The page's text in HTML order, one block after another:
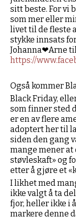
sitt beste. For vi
som mer eller
livet til de fleste
stykke innsats
Johanna❤Arne
https://
Også kommer
Black Friday,
som finner sted
er en av flere
adoptert her til
siden den gang
mange mener
støvleskaft» og
etter å gjøre et
I likhet med
ikke valgt å ta
fjor, heller ikke i
markere denne